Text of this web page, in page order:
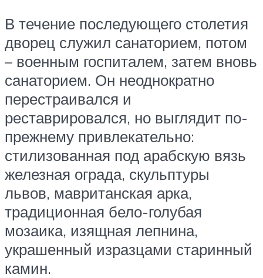
В течение последующего столетия
дворец служил санаторием, потом
– военным госпиталем, затем вновь
санаторием. Он неоднократно
перестраивался и
реставрировался, но выглядит по-
прежнему привлекательно:
стилизованная под арабскую вязь
железная ограда, скульптуры
львов, мавританская арка,
традиционная бело-голубая
мозаика, изящная лепнина,
украшенный изразцами старинный
камин.